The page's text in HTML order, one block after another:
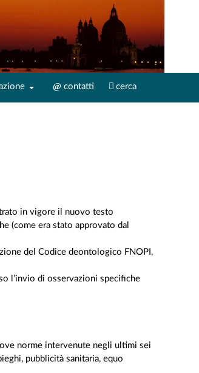
contatti cerca
in vigore il nuovo testo
(come era stato approvato dal
del Codice deontologico FNOPI,
l’invio di osservazioni specifiche
norme intervenute negli ultimi sei
pubblicità sanitaria, equo